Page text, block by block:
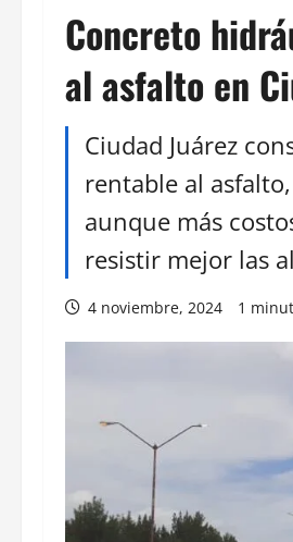
Concreto
al asfalto en
Ciudad Juárez
rentable al
aunque más
resistir mejor las
4 noviembre, 2024 1